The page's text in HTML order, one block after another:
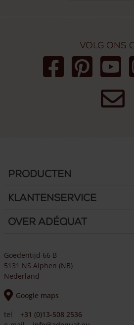
Volg ons
Producten
Klantenservice
Over Adéquat
Goedentijd 66 B
5131 NS Alphen (NB)
Nederland
Google maps
tel
+31 (0)13-508 2536